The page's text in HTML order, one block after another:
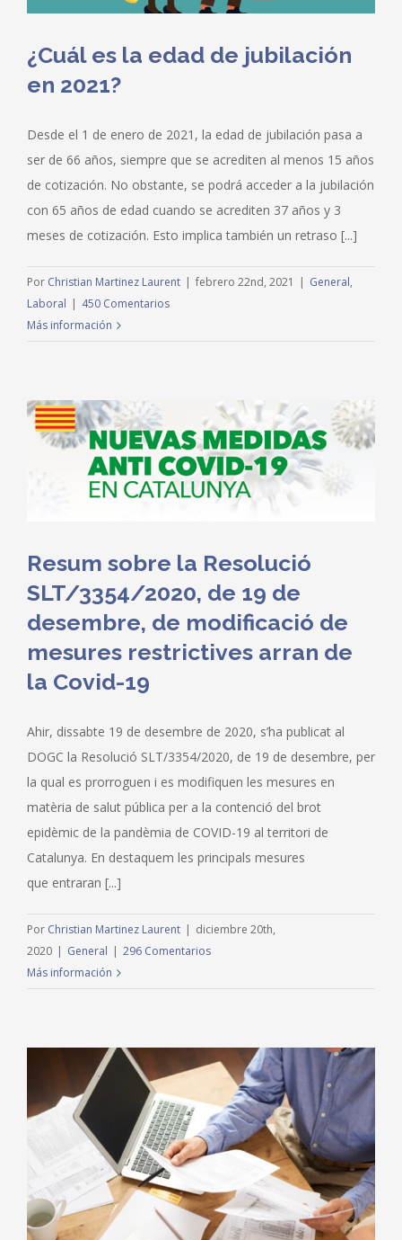
¿Cuál es la edad de jubilación
en 2021?
Desde el 1 de enero de 2021, la edad de jubilación pasa a
ser de 66 años, siempre que se acrediten al menos 15 años
de cotización. No obstante, se podrá acceder a la jubilación
con 65 años de edad cuando se acrediten 37 años y 3
meses de cotización. Esto implica también un retraso [...]
Por Christian Martinez Laurent | febrero 22nd, 2021 | General,
Laboral | 450 Comentarios
Más información
Resum sobre la Resolució
SLT/3354/2020, de 19 de
desembre, de modificació de
mesures restrictives arran de
la Covid-19
Ahir, dissabte 19 de desembre de 2020, s’ha publicat al
DOGC la Resolució SLT/3354/2020, de 19 de desembre, per
la qual es prorroguen i es modifiquen les mesures en
matèria de salut pública per a la contenció del brot
epidèmic de la pandèmia de COVID-19 al territori de
Catalunya. En destaquem les principals mesures
que entraran [...]
Por Christian Martinez Laurent | diciembre 20th,
2020 | General | 296 Comentarios
Más información